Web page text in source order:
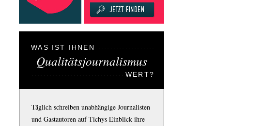
WAS IST IHNEN
Qualitätsjournalismus
WERT?
Täglich schreiben unabhängige Journalisten
und Gastautoren auf Tichys Einblick ihre